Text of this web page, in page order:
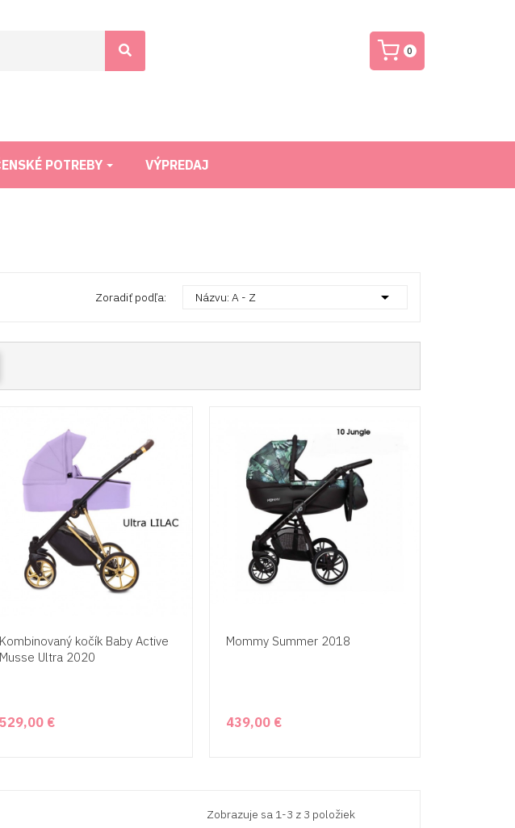
0
POTREBY VÝPREDAJ
Zoradiť podľa: Názvu: A - Z 
Kombinovaný kočík Baby Active
Musse Ultra 2020
529,00 €
Mommy Summer 2018
439,00 €
Zobrazuje sa 1-3 z 3 položiek